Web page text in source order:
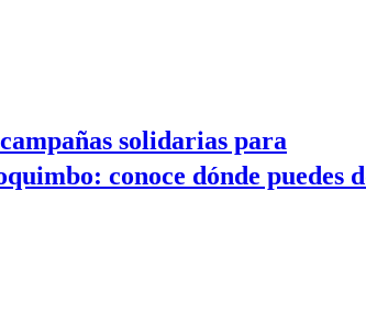
solidarias para
conoce dónde puedes